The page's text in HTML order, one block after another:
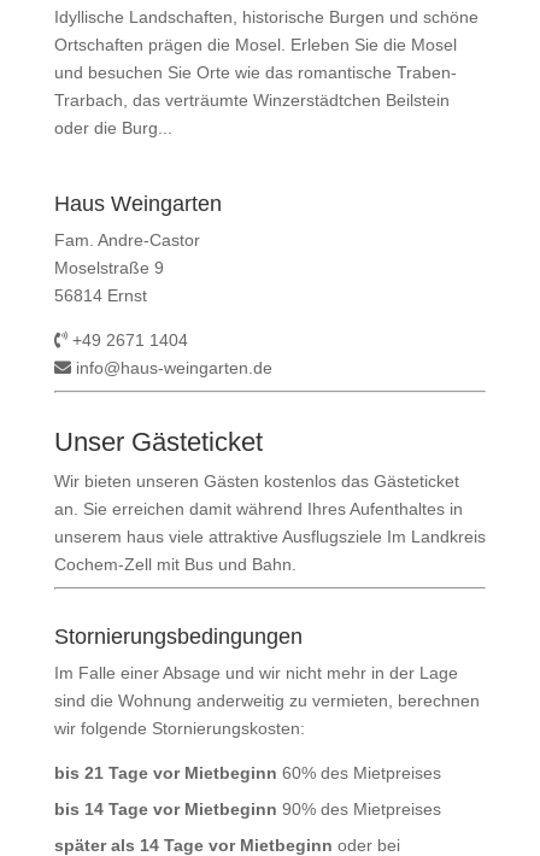
Idyllische Landschaften, historische Burgen und schöne
Ortschaften prägen die Mosel. Erleben Sie die Mosel
und besuchen Sie Orte wie das romantische Traben-
Trarbach, das verträumte Winzerstädtchen Beilstein
oder die Burg...
Haus Weingarten
Fam. Andre-Castor
Moselstraße 9
56814 Ernst
+49 2671 1404
info@haus-weingarten.de
Unser Gästeticket
Wir bieten unseren Gästen kostenlos das Gästeticket
an. Sie erreichen damit während Ihres Aufenthaltes in
unserem haus viele attraktive Ausflugsziele Im Landkreis
Cochem-Zell mit Bus und Bahn.
Stornierungsbedingungen
Im Falle einer Absage und wir nicht mehr in der Lage
sind die Wohnung anderweitig zu vermieten, berechnen
wir folgende Stornierungskosten:
bis 21 Tage vor Mietbeginn 60% des Mietpreises
bis 14 Tage vor Mietbeginn 90% des Mietpreises
später als 14 Tage vor Mietbeginn oder bei